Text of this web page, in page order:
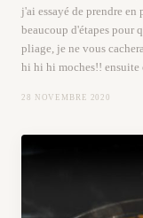
j'ai essayé de prendre
beaucoup d'étapes pour
pliage, je ne vous
hi hi hi moches!! ensuite
28 NOVEMBRE 2020